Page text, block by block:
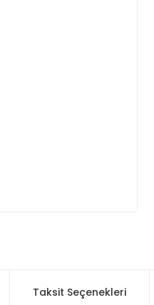
Taksit Seçenekleri